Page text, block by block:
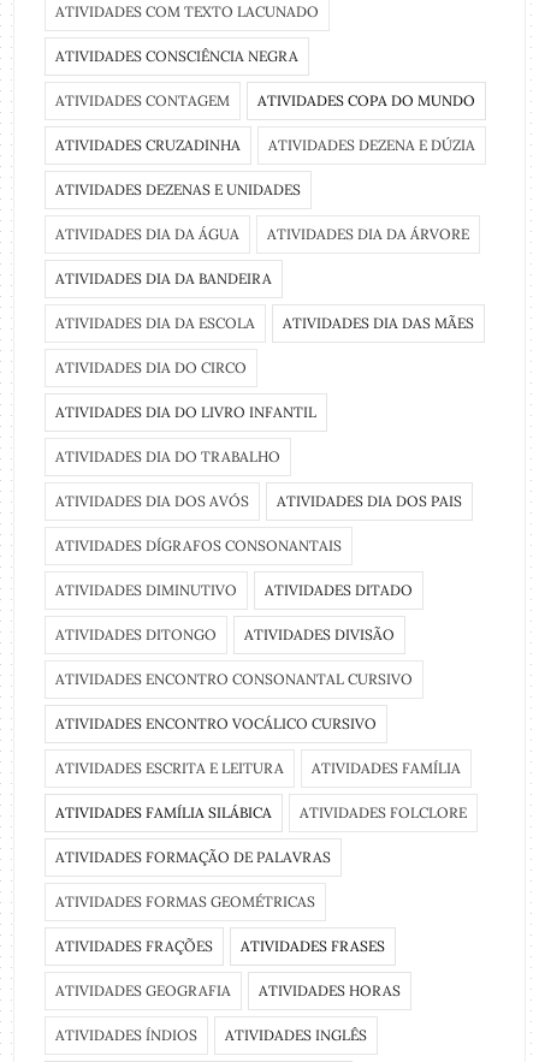
ATIVIDADES COM TEXTO LACUNADO
ATIVIDADES CONSCIÊNCIA NEGRA
ATIVIDADES CONTAGEM ATIVIDADES COPA DO MUNDO
ATIVIDADES CRUZADINHA ATIVIDADES DEZENA E DÚZIA
ATIVIDADES DEZENAS E UNIDADES
ATIVIDADES DIA DA ÁGUA ATIVIDADES DIA DA ÁRVORE
ATIVIDADES DIA DA BANDEIRA
ATIVIDADES DIA DA ESCOLA ATIVIDADES DIA DAS MÃES
ATIVIDADES DIA DO CIRCO
ATIVIDADES DIA DO LIVRO INFANTIL
ATIVIDADES DIA DO TRABALHO
ATIVIDADES DIA DOS AVÓS ATIVIDADES DIA DOS PAIS
ATIVIDADES DÍGRAFOS CONSONANTAIS
ATIVIDADES DIMINUTIVO ATIVIDADES DITADO
ATIVIDADES DITONGO ATIVIDADES DIVISÃO
ATIVIDADES ENCONTRO CONSONANTAL CURSIVO
ATIVIDADES ENCONTRO VOCÁLICO CURSIVO
ATIVIDADES ESCRITA E LEITURA ATIVIDADES FAMÍLIA
ATIVIDADES FAMÍLIA SILÁBICA ATIVIDADES FOLCLORE
ATIVIDADES FORMAÇÃO DE PALAVRAS
ATIVIDADES FORMAS GEOMÉTRICAS
ATIVIDADES FRAÇÕES ATIVIDADES FRASES
ATIVIDADES GEOGRAFIA ATIVIDADES HORAS
ATIVIDADES ÍNDIOS ATIVIDADES INGLÊS